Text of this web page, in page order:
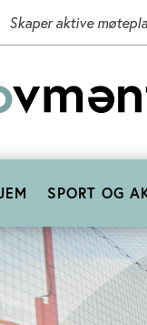
Skaper aktive
SPORT OG